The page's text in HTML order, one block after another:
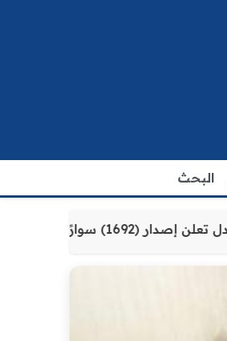
البحث
وزارة العدل تعلن إصدار (1692) سوارًا إلكترونيًا لنزلاء سجن الناصرية المركزي لتنظيم التعاملات المالية داخل المؤسسات الإصلاحية